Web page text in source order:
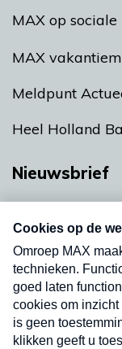
MAX op
MAX
Meldpunt
Heel Holland
Nieuwsbrief
nieuwsbrief.
uw mailbox.